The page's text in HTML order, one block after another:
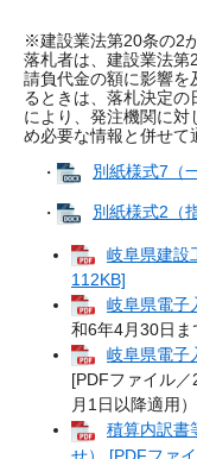
※建設業法第20条の2
落札者は、建設業法第
請負代金の額に影響を
るときは、落札決定
により、発注機関に対
め必要な情報と併せて
・
別紙様式7（
・ 別紙様式2（
岐阜県建設
112KB]
岐阜県電子
和6年4月30日ま
岐阜県電子
[PDFファイル
月1日以降適用）
積算内訳書
せ） [PDFファ